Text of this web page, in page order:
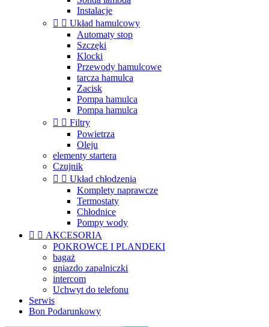
Instalacje
  Układ hamulcowy
Automaty stop
Szczęki
Klocki
Przewody hamulcowe
tarcza hamulca
Zacisk
Pompa hamulca
Pompa hamulca
  Filtry
Powietrza
Oleju
elementy startera
Czujnik
  Układ chłodzenia
Komplety naprawcze
Termostaty
Chłodnice
Pompy wody
  AKCESORIA
POKROWCE I PLANDEKI
bagaż
gniazdo zapalniczki
intercom
Uchwyt do telefonu
Serwis
Bon Podarunkowy